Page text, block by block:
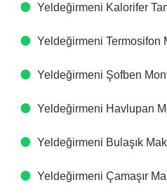
Yeldeğirmeni Kalorifer
Yeldeğirmeni Termosifon
Yeldeğirmeni Şofben
Yeldeğirmeni Havlupan
Yeldeğirmeni Bulaşık
Yeldeğirmeni Çamaşır